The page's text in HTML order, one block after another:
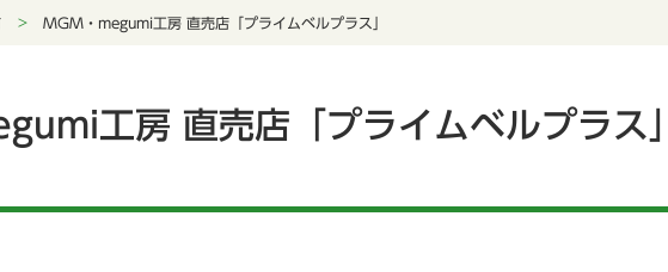
MGM・megumi工房 直売店「プライムベルプラス」
工房 直売店「プライムベルプラス」